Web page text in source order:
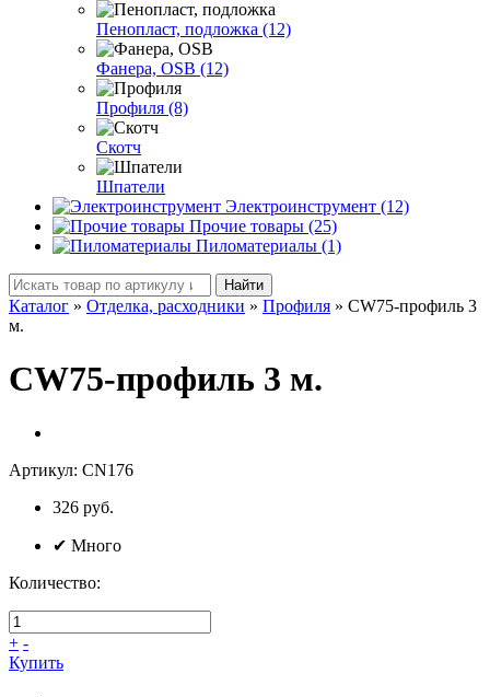
Пенопласт, подложка (12)
Фанера, OSB (12)
Профиля (8)
Скотч
Шпатели
Электроинструмент (12)
Прочие товары (25)
Пиломатериалы (1)
Найти
Каталог » Отделка, расходники » Профиля » CW75-профиль 3
м.
CW75-профиль 3 м.
Артикул: CN176
326 руб.
✔ Много
Количество:
+ -
Купить